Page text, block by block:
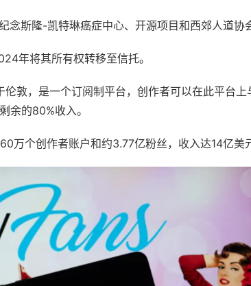
念斯隆-凯特琳癌症中心、开源项目和西郊人道协
年将其所有权转移至信托。
敦，是一个订阅制平台，创作者可以在此平台上
余的80%收入。
万个创作者账户和约3.77亿粉丝，收入达14亿美